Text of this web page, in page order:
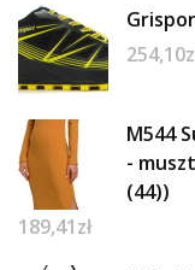
254,10
M544
-
(44))
189,41zł